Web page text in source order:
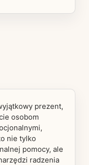
prezent,
osobom
nie tylko
pomocy, ale
radzenia